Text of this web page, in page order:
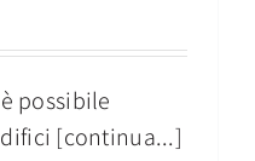
possibile
[continua...]